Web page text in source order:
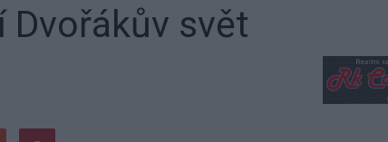
Dvořákův svět